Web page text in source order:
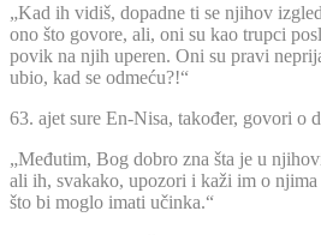
„Kad ih vidiš, dopadne ti se njihov
ono što govore, ali, oni su kao trupci
povik na njih uperen. Oni su pravi
ubio, kad se odmeću?!“
63. ajet sure En-Nisa, također, govori o
„Međutim, Bog dobro zna šta je u
ali ih, svakako, upozori i kaži im o njima
što bi moglo imati učinka.“